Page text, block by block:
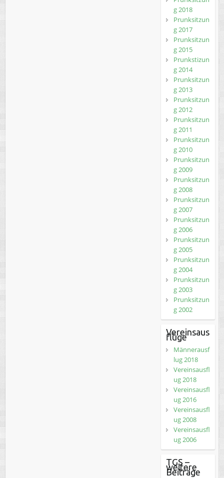
g 2018
Prunksitzun
g 2017
Prunksitzun
g 2015
Prunkstizun
g 2014
Prunksitzun
g 2013
Prunksitzun
g 2012
Prunksitzun
g 2011
Prunksitzun
g 2010
Prunksitzun
g 2009
Prunksitzun
g 2008
Prunksitzun
g 2007
Prunksitzun
g 2006
Prunksitzun
g 2005
Prunksitzun
g 2004
Prunksitzun
g 2003
Prunksitzun
g 2002
Vereinsaus
flüge
Männerausf
lug 2018
Vereinsausfl
ug 2018
Vereinsausfl
ug 2016
Vereinsausfl
ug 2008
Vereinsausfl
ug 2006
TGS –
weitere
Beiträge